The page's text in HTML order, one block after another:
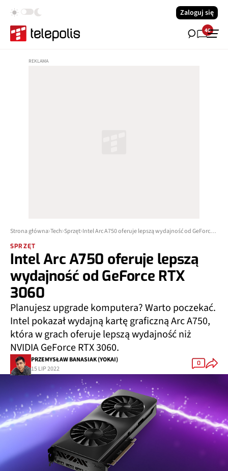
Zaloguj się
40
Strona główna Tech Sprzęt Intel Arc A750 oferuje lepszą wydajność od GeForce RTX 3060
SPRZĘT
Intel Arc A750 oferuje lepszą
wydajność od GeForce RTX
3060
Planujesz upgrade komputera? Warto poczekać.
Intel pokazał wydajną kartę graficzną Arc A750,
która w grach oferuje lepszą wydajność niż
NVIDIA GeForce RTX 3060.
PRZEMYSŁAW BANASIAK (YOKAI)
15 LIP 2022
0